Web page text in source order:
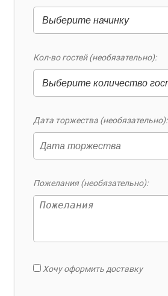
Кол-во гостей (необязательно):
Дата торжества (необязательно):
Пожелания (необязательно):
Хочу оформить доставку